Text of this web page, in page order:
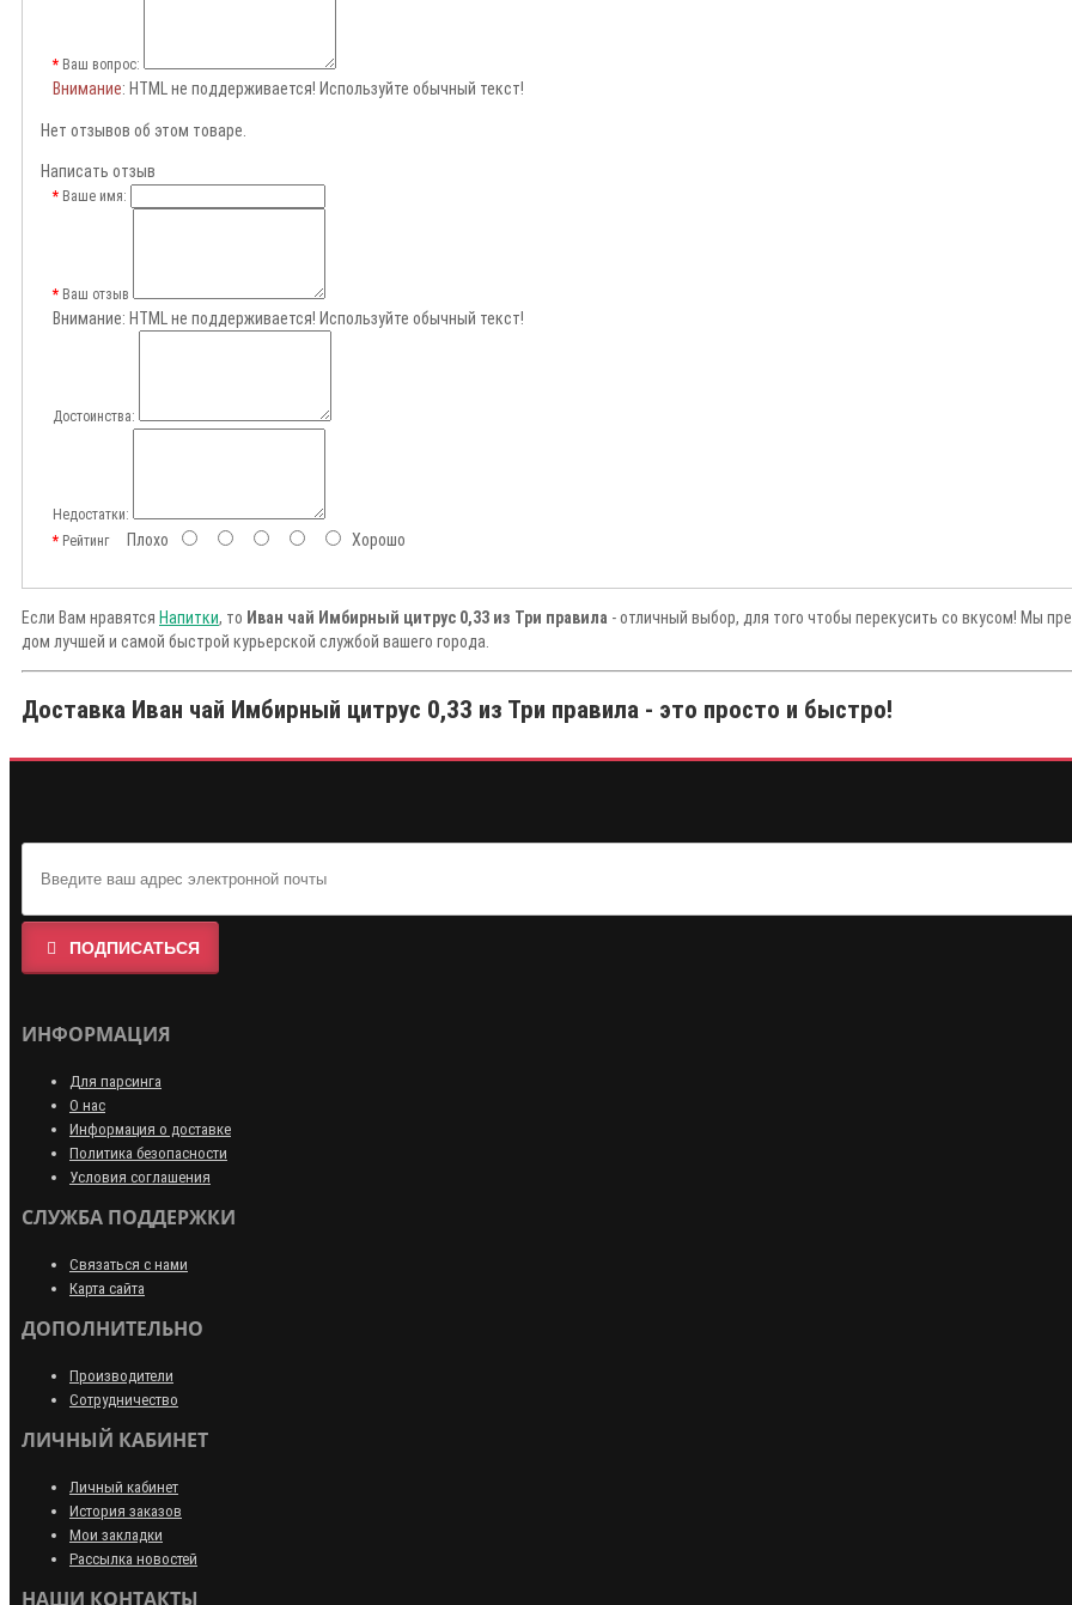
Ваш вопрос:
Внимание: HTML не поддерживается! Используйте обычный текст!
Нет отзывов об этом товаре.
Написать отзыв
Ваше имя:
Ваш отзыв
Внимание: HTML не поддерживается! Используйте обычный текст!
Достоинства:
Недостатки:
РейтингПлохо Хорошо
Если Вам нравятся Напитки, то Иван чай Имбирный цитрус 0,33 из Три правила - отличный выбор, для того чтобы перекусить со вкусом! Мы
дом лучшей и самой быстрой курьерской службой вашего города.
Доставка Иван чай Имбирный цитрус 0,33 из Три правила - это просто и быстро!
ПОДПИСАТЬСЯ
ИНФОРМАЦИЯ
Для парсинга
О нас
Информация о доставке
Политика безопасности
Условия соглашения
СЛУЖБА ПОДДЕРЖКИ
Связаться с нами
Карта сайта
ДОПОЛНИТЕЛЬНО
Производители
Сотрудничество
ЛИЧНЫЙ КАБИНЕТ
Личный кабинет
История заказов
Мои закладки
Рассылка новостей
НАШИ КОНТАКТЫ